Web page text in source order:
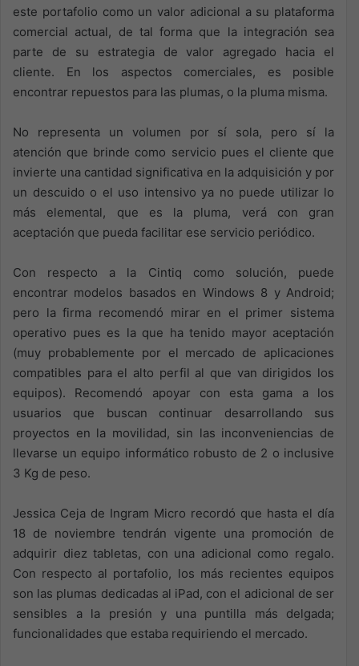
este portafolio como un valor adicional a su plataforma
comercial actual, de tal forma que la integración sea
parte de su estrategia de valor agregado hacia el
cliente. En los aspectos comerciales, es posible
encontrar repuestos para las plumas, o la pluma misma.
No representa un volumen por sí sola, pero sí la
atención que brinde como servicio pues el cliente que
invierte una cantidad significativa en la adquisición y por
un descuido o el uso intensivo ya no puede utilizar lo
más elemental, que es la pluma, verá con gran
aceptación que pueda facilitar ese servicio periódico.
Con respecto a la Cintiq como solución, puede
encontrar modelos basados en Windows 8 y Android;
pero la firma recomendó mirar en el primer sistema
operativo pues es la que ha tenido mayor aceptación
(muy probablemente por el mercado de aplicaciones
compatibles para el alto perfil al que van dirigidos los
equipos). Recomendó apoyar con esta gama a los
usuarios que buscan continuar desarrollando sus
proyectos en la movilidad, sin las inconveniencias de
llevarse un equipo informático robusto de 2 o inclusive
3 Kg de peso.
Jessica Ceja de Ingram Micro recordó que hasta el día
18 de noviembre tendrán vigente una promoción de
adquirir diez tabletas, con una adicional como regalo.
Con respecto al portafolio, los más recientes equipos
son las plumas dedicadas al iPad, con el adicional de ser
sensibles a la presión y una puntilla más delgada;
funcionalidades que estaba requiriendo el mercado.